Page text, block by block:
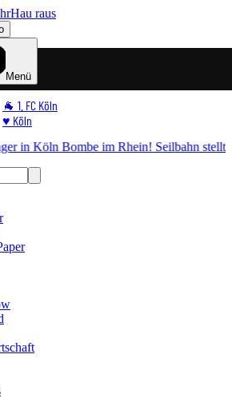
Hau raus
Menü
🐐 1. FC Köln
♥️ Köln
🏆 Sport
🛒 Shoppingwelt
Seilbahn stellt Betrieb ein+++